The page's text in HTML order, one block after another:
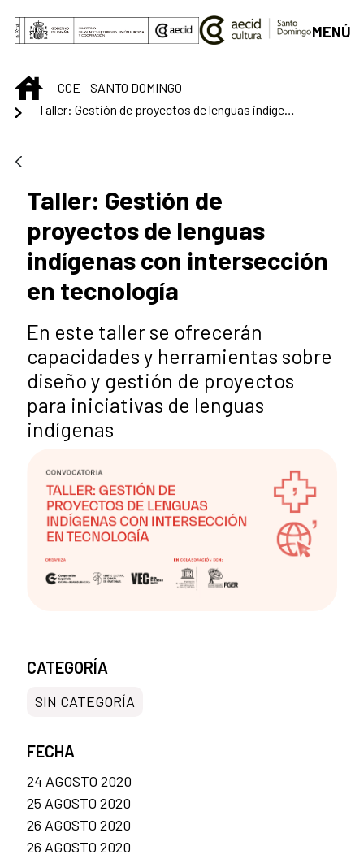
Saltar al contenido principal
MENÚ
INICIOCCE - SANTO DOMINGO
Taller: Gestión de proyectos de lenguas indígenas con intersección en tecnología
Taller: Gestión de
proyectos de lenguas
indígenas con intersección
en tecnología
En este taller se ofrecerán
capacidades y herramientas sobre
diseño y gestión de proyectos
para iniciativas de lenguas
indígenas
CATEGORÍA
SIN CATEGORÍA
FECHA
24 AGOSTO 2020
25 AGOSTO 2020
26 AGOSTO 2020
26 AGOSTO 2020